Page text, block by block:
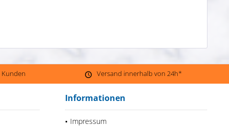
Kunden Versand innerhalb von 24h*
Informationen
Impressum